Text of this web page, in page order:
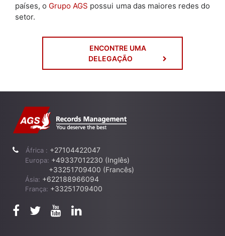
países, o Grupo AGS possui uma das maiores redes do
setor.
ENCONTRE UMA
DELEGAÇÃO
África : +27104422047
Europa: +49337012230 (Inglês)
+33251709400 (Francês)
Ásia: +622188966094
França: +33251709400